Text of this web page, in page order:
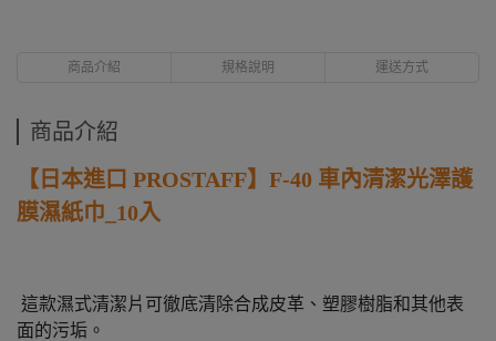
商品介紹 規格說明 運送方式
商品介紹
【日本進口 PROSTAFF】F-40 車內清潔光澤護
膜濕紙巾_10入
這款濕式清潔片可徹底清除合成皮革、塑膠樹脂和其他表
面的污垢。